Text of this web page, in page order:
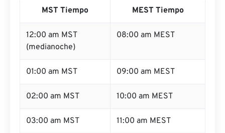
MST Tiempo MEST Tiempo
12:00 am MST
(medianoche)
08:00 am MEST
01:00 am MST 09:00 am MEST
02:00 am MST 10:00 am MEST
03:00 am MST 11:00 am MEST